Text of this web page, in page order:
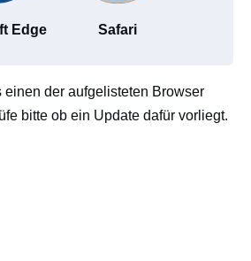
Edge Safari
einen der aufgelisteten Browser
bitte ob ein Update dafür vorliegt.